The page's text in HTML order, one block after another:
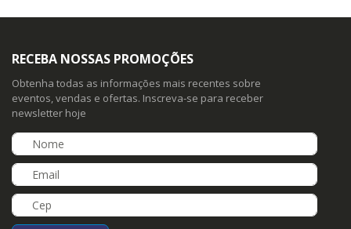
RECEBA NOSSAS PROMOÇÕES
Obtenha todas as informações mais recentes sobre
eventos, vendas e ofertas. Inscreva-se para receber
newsletter hoje